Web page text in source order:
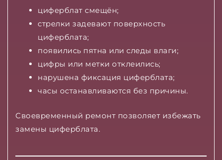
циферблат смещён;
стрелки задевают поверхность
циферблата;
появились пятна или следы влаги;
цифры или метки отклеились;
нарушена фиксация циферблата;
часы останавливаются без причины.
Своевременный ремонт позволяет избежать
замены циферблата.